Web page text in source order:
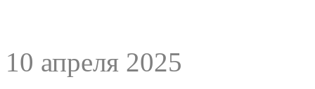
10 апреля 2025